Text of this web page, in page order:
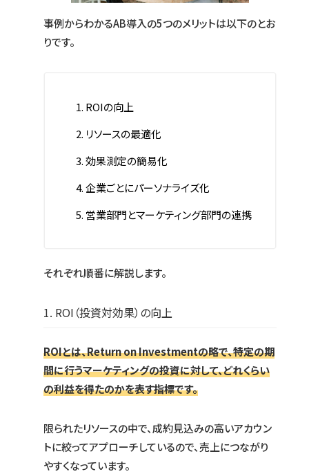
事例からわかるAB導入の5つのメリットは以下のとお
りです。
ROIの向上
リソースの最適化
効果測定の簡易化
企業ごとにパーソナライズ化
営業部門とマーケティング部門の連携
それぞれ順番に解説します。
1. ROI（投資対効果）の向上
ROIとは、Return on Investmentの略で、特定の期
間に行うマーケティングの投資に対して、どれくらい
の利益を得たのかを表す指標です。
限られたリソースの中で、成約見込みの高いアカウン
トに絞ってアプローチしているので、売上につながり
やすくなっています。